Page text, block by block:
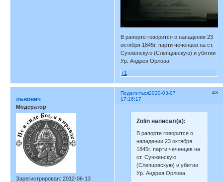
В рапорте говорится о нападении 23
октября 1845г. парти чеченцев на ст.
Сунженскую (Слепцовскую) и убитии
Ур. Андрея Орлова.
+1
Поделиться 43
2020-03-07
17:16:17
львович
Модератор
Зарегистрирован: 2012-06-13
Zolin написал(а):
В рапорте говорится о
нападении 23 октября
1845г. парти чеченцев на
ст. Сунженскую
(Слепцовскую) и убитии
Ур. Андрея Орлова.